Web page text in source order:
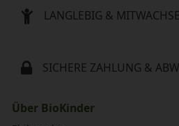
LANGLEBIG &
SICHERE ZAHLUNG &
Über BioKinder